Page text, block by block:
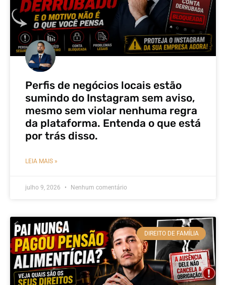
Perfis de negócios locais estão
sumindo do Instagram sem aviso,
mesmo sem violar nenhuma regra
da plataforma. Entenda o que está
por trás disso.
LEIA MAIS »
julho 9, 2026 Nenhum comentário
DIREITO DE FAMÍLIA